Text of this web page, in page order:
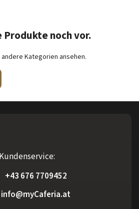
noch vor.
Kategorien ansehen.
Kundenservice:
+43 676 7709452
info@myCaferia.at